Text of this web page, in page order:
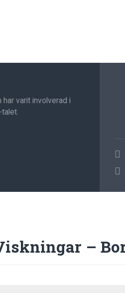
varit involverad i
–